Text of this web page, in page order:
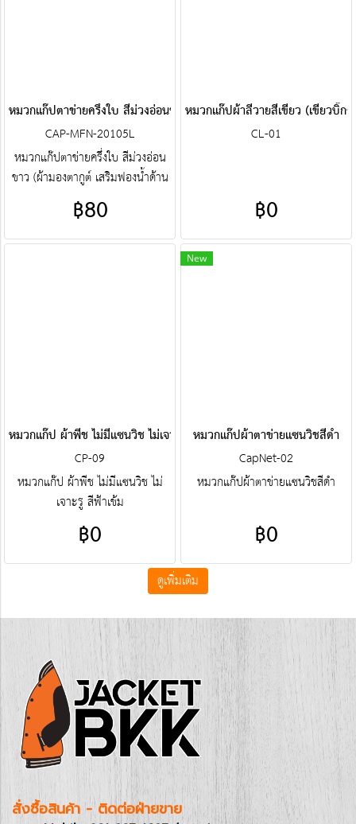
หมวกแก๊ปตาข่ายครึ่งใบ สีม่วงอ่อนขาว
CAP-MFN-20105L
หมวกแก๊ปตาข่ายครึ่งใบ สีม่วงอ่อน
ขาว (ผ้ามองตากูต์ เสริมฟองน้ำด้าน
หน้า) ศูนย์รวม หมวกแก๊ปตาข่ายครึ่ง
ใบ คุณภาพราคาโรงงาน ขายราคา
ปลีกส่งโบ๊เบ๊ หมวกแก๊ปตาข่ายครึ่งใบ
฿80
หมวกแก๊ปผ้าลีวายสีเขียว (เขียวบิ๊ก
CL-01
฿0
หมวกแก๊ป ผ้าพีช ไม่มีแซนวิช ไม่เจาะรู สีฟ้าเข้ม
CP-09
หมวกแก๊ป ผ้าพีช ไม่มีแซนวิช ไม่
เจาะรู สีฟ้าเข้ม
฿0
New
หมวกแก๊ปผ้าตาข่ายแซนวิชสีดำ
CapNet-02
หมวกแก๊ปผ้าตาข่ายแซนวิชสีดำ
฿0
ดูเพิ่มเติม
สั่งซื้อสินค้า - ติดต่อฝ่ายขาย